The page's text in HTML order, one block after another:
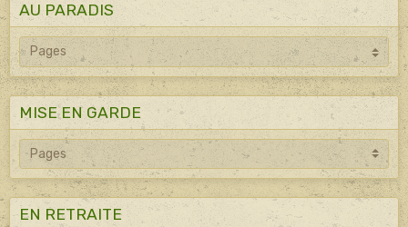
AU PARADIS
MISE EN GARDE
EN RETRAITE